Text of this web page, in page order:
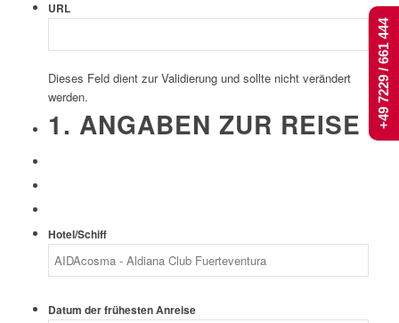
URL
Dieses Feld dient zur Validierung und sollte nicht verändert
werden.
1. ANGABEN ZUR REISE
Hotel/Schiff
Datum der frühesten Anreise
+49 7229 / 661 444